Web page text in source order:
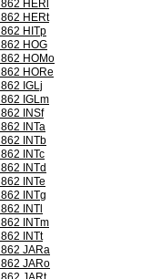
862 HERl
862 HERt
862 HITp
862 HOG
862 HOMo
862 HORe
862 IGLj
862 IGLm
862 INSf
862 INTa
862 INTb
862 INTc
862 INTd
862 INTe
862 INTg
862 INTl
862 INTm
862 INTt
862 JARa
862 JARo